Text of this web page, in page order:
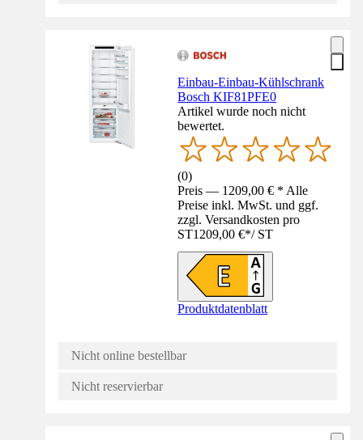
Einbau-Einbau-Kühlschrank
Bosch KIF81PFE0
Artikel wurde noch nicht
bewertet.
(0)
Preis — 1209,00 € * Alle
Preise inkl. MwSt. und ggf.
zzgl. Versandkosten pro
ST1209,00 €*/ ST
Produktdatenblatt
Nicht online bestellbar
Nicht reservierbar